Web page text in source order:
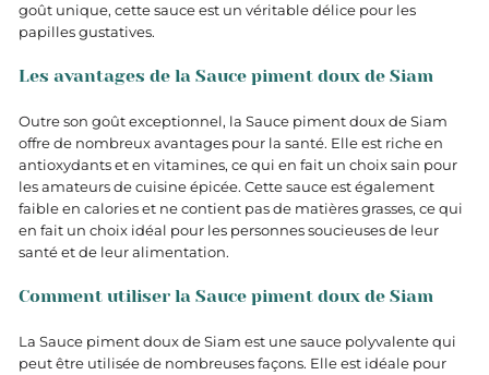
goût unique, cette sauce est un véritable délice pour les
papilles gustatives.
Les avantages de la Sauce piment doux de Siam
Outre son goût exceptionnel, la Sauce piment doux de Siam
offre de nombreux avantages pour la santé. Elle est riche en
antioxydants et en vitamines, ce qui en fait un choix sain pour
les amateurs de cuisine épicée. Cette sauce est également
faible en calories et ne contient pas de matières grasses, ce qui
en fait un choix idéal pour les personnes soucieuses de leur
santé et de leur alimentation.
Comment utiliser la Sauce piment doux de Siam
La Sauce piment doux de Siam est une sauce polyvalente qui
peut être utilisée de nombreuses façons. Elle est idéale pour